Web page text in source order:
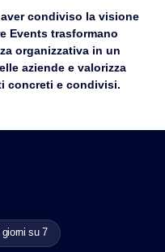
condiviso la visione
Events trasformano
organizzativa in un
aziende e valorizza
concreti e condivisi.
su 7